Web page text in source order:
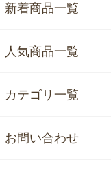
新着商品一覧
人気商品一覧
カテゴリ一覧
お問い合わせ